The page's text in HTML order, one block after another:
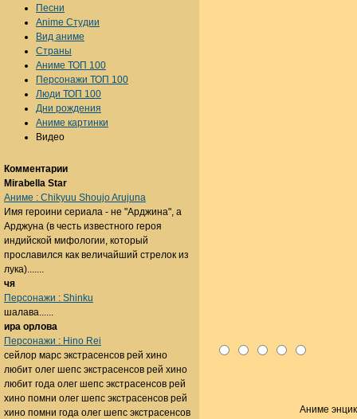
Аниме
Песни
Anime Студии
Вид аниме
Страны
Аниме ТОП 100
Персонажи ТОП 100
Люди ТОП 100
Дни рождения
Аниме картинки
Видео
Комментарии
Mirabella Star
Аниме : Chikyuu Shoujo Arujuna
Имя героини сериала - не "Арджина", а
Арджуна (в честь известного героя
индийской мифологии, который
прославился как величайший стрелок из
лука).......
чя
Персонажи : Shinku
шалава......
ира орлова
Персонажи : Hino Rei
сейлор марс экстрасенсов рей хино
любит олег шепс экстрасенсов рей хино
любит года олег шепс экстрасенсов рей
хино помни олег шепс экстрасенсов рей
хино помни года олег шепс экстрасенсов